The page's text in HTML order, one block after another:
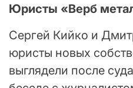
Юристы «Верб
Сергей Кийко и
юристы новых
выглядели после